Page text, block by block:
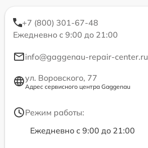
+7 (800) 301-67-48
Ежедневно с 9:00 до 21:00
info@gaggenau-repair-center.ru
ул. Воровского, 77
Адрес сервисного центра Gaggenau
Режим работы:
Ежедневно с 9:00 до 21:00